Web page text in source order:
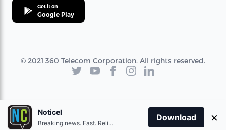
Get it on
Google Play
© 2021 360 Telecom Corporation. All rights reserved.
Noticel
Breaking news. Fast. Reliable.
Download ×